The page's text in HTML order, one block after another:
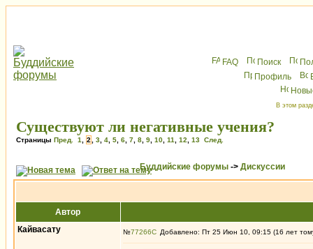
FAQ Поиск
Профиль
В этом
Существуют ли негативные учения?
Страницы Пред. 1 2 3 4 5 6 7 8 9 10 11 12 13 След.
Буддийские форумы -> Дискуссии
Автор
Кайвасату
№77266 Добавлено: Пт 25 Июн 10, 09:15 (16 лет